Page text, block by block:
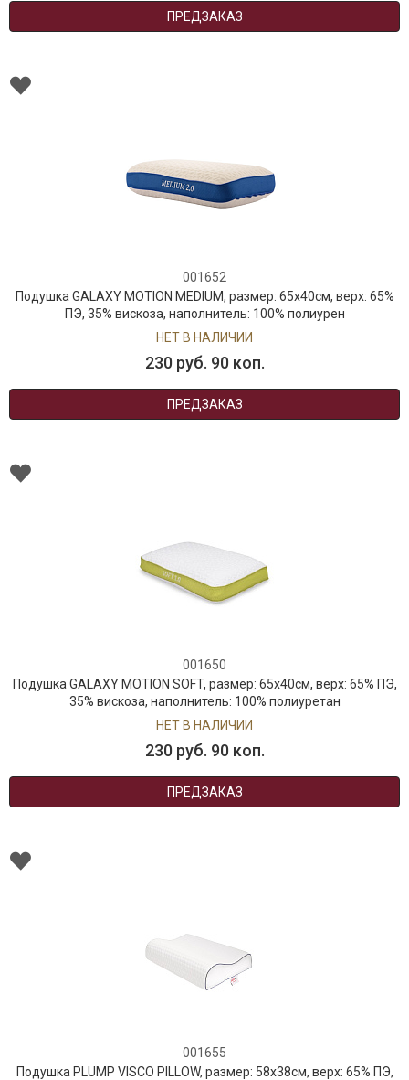
ПРЕДЗАКАЗ
001652
Подушка GALAXY MOTION MEDIUM, размер: 65x40см, верх: 65%
ПЭ, 35% вискоза, наполнитель: 100% полиурен
НЕТ В НАЛИЧИИ
230 руб. 90 коп.
ПРЕДЗАКАЗ
001650
Подушка GALAXY MOTION SOFT, размер: 65x40см, верх: 65% ПЭ,
35% вискоза, наполнитель: 100% полиуретан
НЕТ В НАЛИЧИИ
230 руб. 90 коп.
ПРЕДЗАКАЗ
001655
Подушка PLUMP VISCO PILLOW, размер: 58x38см, верх: 65% ПЭ,